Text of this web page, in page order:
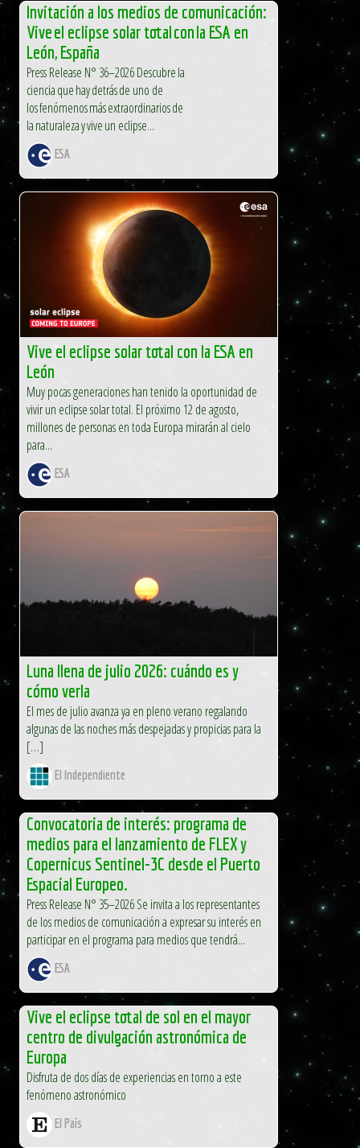
Invitación a los medios de comunicación:
Vive el eclipse solar total con la ESA en
León, España
Press Release N° 36–2026 Descubre la
ciencia que hay detrás de uno de
los fenómenos más extraordinarios de
la naturaleza y vive un eclipse...
ESA
Vive el eclipse solar total con la ESA en
León
Muy pocas generaciones han tenido la oportunidad de
vivir un eclipse solar total. El próximo 12 de agosto,
millones de personas en toda Europa mirarán al cielo
para...
ESA
Luna llena de julio 2026: cuándo es y
cómo verla
El mes de julio avanza ya en pleno verano regalando
algunas de las noches más despejadas y propicias para la
[…]
El Independiente
Convocatoria de interés: programa de
medios para el lanzamiento de FLEX y
Copernicus Sentinel-3C desde el Puerto
Espacial Europeo.
Press Release N° 35–2026 Se invita a los representantes
de los medios de comunicación a expresar su interés en
participar en el programa para medios que tendrá...
ESA
Vive el eclipse total de sol en el mayor
centro de divulgación astronómica de
Europa
Disfruta de dos días de experiencias en torno a este
fenómeno astronómico
El País